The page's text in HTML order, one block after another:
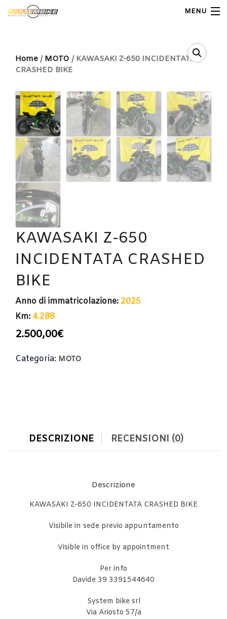
MENU
Home
Shop Moto
Shop Ricambi
Note Generali
Carrello
Contatti
Home / MOTO / KAWASAKI Z-650 INCIDENTATA
CRASHED BIKE
KAWASAKI Z-650
INCIDENTATA CRASHED
BIKE
Anno di immatricolazione: 2025
Km: 4.288
2.500,00€
Categoria: MOTO
DESCRIZIONE RECENSIONI (0)
Descrizione
KAWASAKI Z-650 INCIDENTATA CRASHED BIKE
Visibile in sede previo appuntamento
Visible in office by appointment
Per info
Davide 39 3391544640
System bike srl
Via Ariosto 57/a